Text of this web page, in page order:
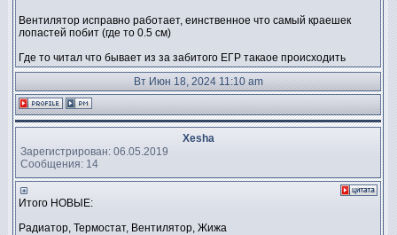
Вентилятор исправно работает, еинственное что самый краешек
лопастей побит (где то 0.5 см)
Где то читал что бывает из за забитого ЕГР такаое происходить
Вт Июн 18, 2024 11:10 am
Xesha
Зарегистрирован: 06.05.2019
Сообщения: 14
Итого НОВЫЕ:
Радиатор, Термостат, Вентилятор, Жижа